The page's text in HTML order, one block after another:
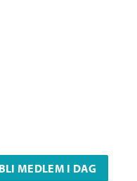
BLI MEDLEM I DAG